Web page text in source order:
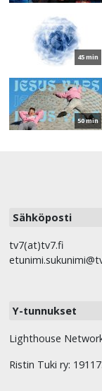
45 min
50 min
Sähköposti
tv7(at)tv7.fi
Y-tunnukset
Lighthouse
Ristin Tuki ry: